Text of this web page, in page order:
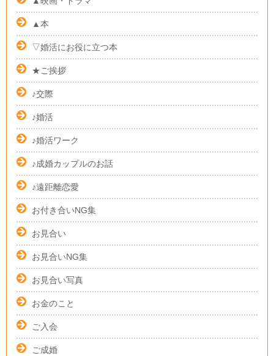
▲本
▽婚活にお役に立つ本
★ご挨拶
♪交際
♪婚活
♪婚活ワーク
♪成婚カップルのお話
♪遠距離恋愛
お付き合いNG集
お見合い
お見合いNG集
お見合い写真
お金のこと
ご入会
ご成婚